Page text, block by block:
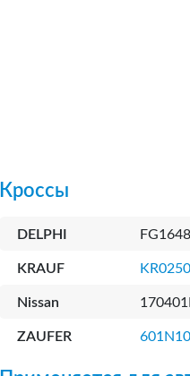
Кроссы
DELPHI FG1648
KRAUF
Nissan
ZAUFER